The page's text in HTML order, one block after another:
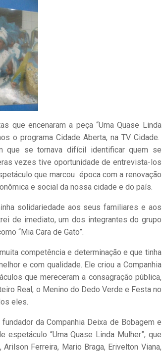
que encenaram a peça “Uma Quase Linda
o programa Cidade Aberta, na TV Cidade.
que se tornava difícil identificar quem se
vezes tive oportunidade de entrevista-los
que marcou época com a renovação
e social da nossa cidade e do país.
solidariedade aos seus familiares e aos
de imediato, um dos integrantes do grupo
“Mia Cara de Gato”.
competência e determinação e que tinha
e com qualidade. Ele criou a Companhia
que mereceram a consagração pública,
Real, o Menino do Dedo Verde e Festa no
eles.
da Companhia Deixa de Bobagem e
“Uma Quase Linda Mulher”, que
Ferreira, Mario Braga, Erivelton Viana,